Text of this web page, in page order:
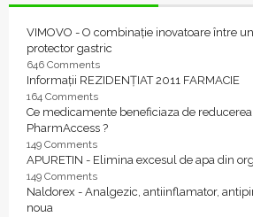
VIMOVO - O combinație inovatoare între
protector gastric
646 Comments
Informații REZIDENȚIAT 2011 FARMACIE
164 Comments
Ce medicamente beneficiaza de
PharmAccess ?
149 Comments
APURETIN - Elimina excesul de apa din
149 Comments
Naldorex - Analgezic, antiinflamator,
noua